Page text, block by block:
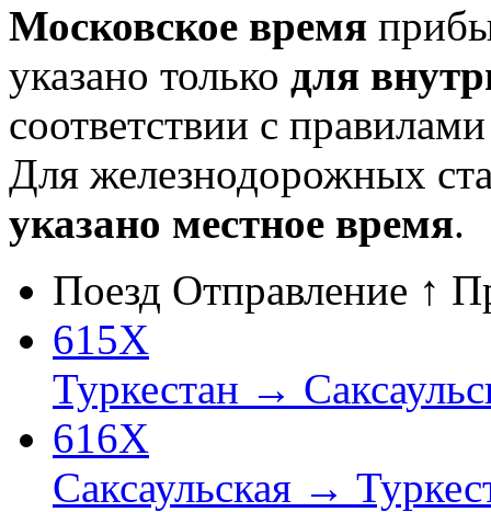
Московское время
указано только для
соответствии с
Для железнодорожных
указано местное время.
Поезд Отправление ↑
615Х
Туркестан →
616Х
Саксаульская →